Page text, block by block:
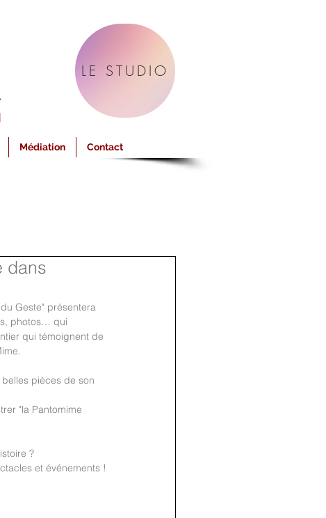
Médiation Contact
LE STUDIO
join us
PARTY
dans
Geste" présentera
photos… qui
qui témoignent de
pièces de son
"la Pantomime
?
et événements !